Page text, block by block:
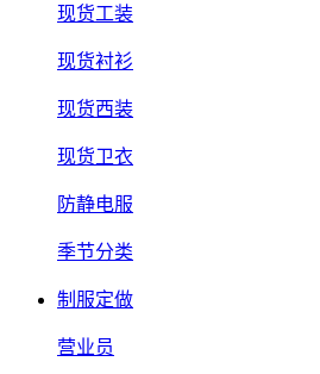
现货工装
现货衬衫
现货西装
现货卫衣
防静电服
季节分类
制服定做
营业员